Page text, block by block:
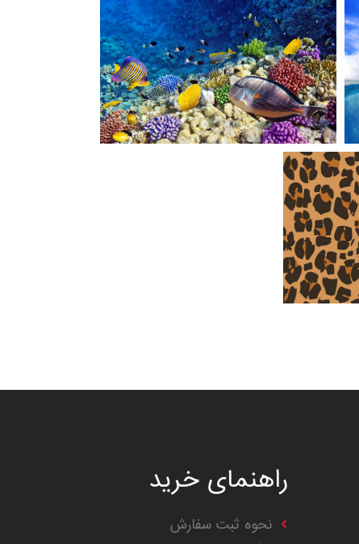
راهنمای خرید
نحوه ثبت سفارش